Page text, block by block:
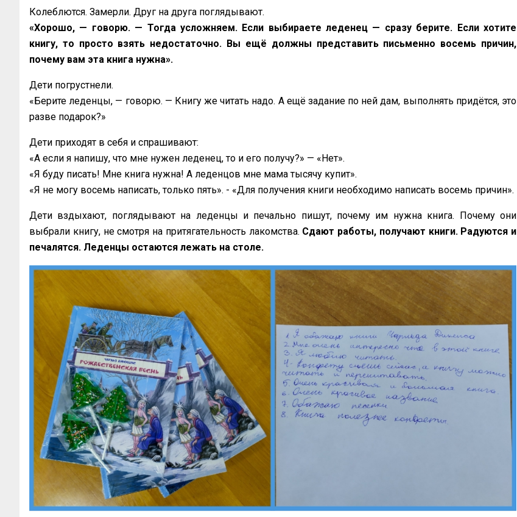
Колеблются. Замерли. Друг на друга поглядывают.
«‎Хорошо, — говорю. — Тогда усложняем. Если выбираете леденец — сразу берите. Если хотите
книгу, то просто взять недостаточно. Вы ещё должны представить письменно восемь причин,
почему вам эта книга нужна».
Дети погрустнели.
«‎Берите леденцы, — говорю. — Книгу же читать надо. А ещё задание по ней дам, выполнять придётся, это
разве подарок?»
Дети приходят в себя и спрашивают:
«‎А если я напишу, что мне нужен леденец, то и его получу?» — «‎Нет».
«‎Я буду писать! Мне книга нужна! А леденцов мне мама тысячу купит».
«‎Я не могу восемь написать, только пять». - «‎Для получения книги необходимо написать восемь причин».
Дети вздыхают, поглядывают на леденцы и печально пишут, почему им нужна книга. Почему они
выбрали книгу, не смотря на притягательность лакомства. Сдают работы, получают книги. Радуются и
печалятся. Леденцы остаются лежать на столе.